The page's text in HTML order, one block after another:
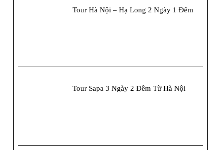
Tộc
Tour Hà Nội – Hạ Long 2 Ngày 1 Đêm
Tour Sapa 3 Ngày 2 Đêm Từ Hà Nội